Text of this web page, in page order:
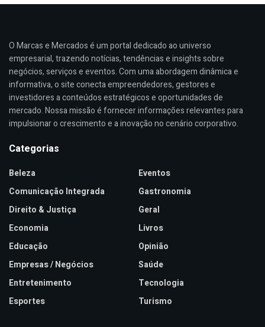
O Marcas e Mercados é um portal dedicado ao universo
empresarial, trazendo notícias, tendências e insights sobre
negócios, serviços e eventos. Com uma abordagem dinâmica e
informativa, o site conecta empreendedores, gestores e
investidores a conteúdos estratégicos e oportunidades de
mercado. Nossa missão é fornecer informações relevantes para
impulsionar o crescimento e a inovação no cenário corporativo.
Categorias
Beleza
Comunicação Integrada
Direito & Justiça
Economia
Educação
Empresas / Negócios
Entretenimento
Esportes
Eventos
Gastronomia
Geral
Livros
Opinião
Saúde
Tecnologia
Turismo